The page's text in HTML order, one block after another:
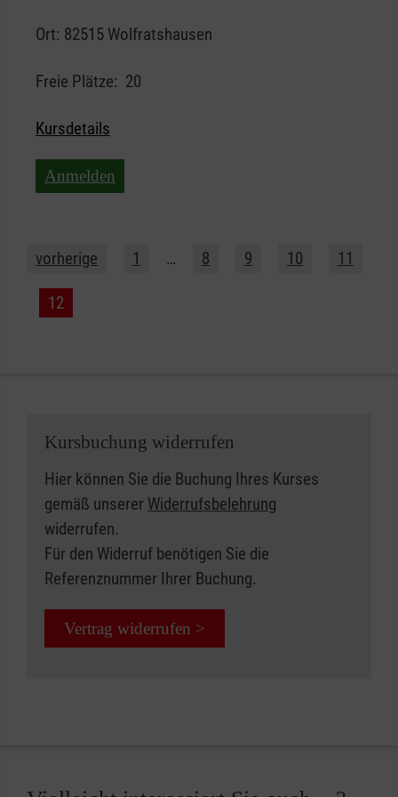
Ort: 82515 Wolfratshausen
Freie Plätze: 20
Kursdetails
Anmelden
vorherige 1 … 8 9 10 11
12
Kursbuchung widerrufen
Hier können Sie die Buchung Ihres Kurses
gemäß unserer Widerrufsbelehrung
widerrufen.
Für den Widerruf benötigen Sie die
Referenznummer Ihrer Buchung.
Vertrag widerrufen >